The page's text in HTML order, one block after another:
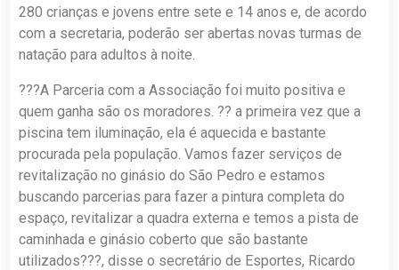
280 crianças e jovens entre sete e 14 anos e, de acordo
com a secretaria, poderão ser abertas novas turmas de
natação para adultos à noite.
???A Parceria com a Associação foi muito positiva e
quem ganha são os moradores. ?? a primeira vez que a
piscina tem iluminação, ela é aquecida e bastante
procurada pela população. Vamos fazer serviços de
revitalização no ginásio do São Pedro e estamos
buscando parcerias para fazer a pintura completa do
espaço, revitalizar a quadra externa e temos a pista de
caminhada e ginásio coberto que são bastante
utilizados???, disse o secretário de Esportes, Ricardo